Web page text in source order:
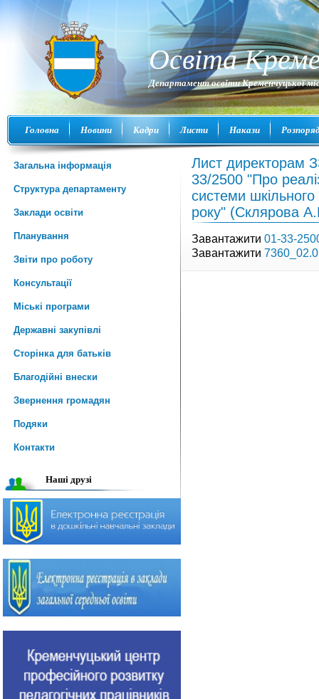
Освіта
Департамент освіти Кременчуцької
Головна Новини Кадри Листи Накази
Загальна інформація
Структура департаменту
Заклади освіти
Планування
Звіти про роботу
Консультації
Міські програми
Державні закупівлі
Сторінка для батьків
Благодійні внески
Звернення громадян
Подяки
Контакти
Наші друзі
Лист директорам
33/2500 "Про
системи
року" (Склярова
Завантажити 01-33-
Завантажити